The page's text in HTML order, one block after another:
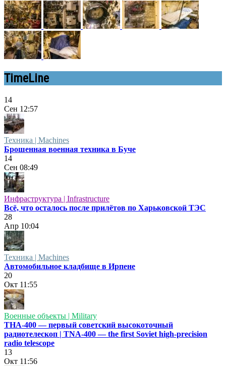
TimeLine
14
Сен 12:57
Техника | Machines
Брошенная военная техника в Буче
14
Сен 08:49
Инфраструктура | Infrastructure
Всё, что осталось после прилётов по Харьковской ТЭС
28
Апр 10:04
Техника | Machines
Автомобильное кладбище в Ирпене
20
Окт 11:55
Военные объекты | Military
ТНА-400 — первый советский высокоточный
радиотелескоп | TNA-400 — the first Soviet high-precision
radio telescope
13
Окт 11:56